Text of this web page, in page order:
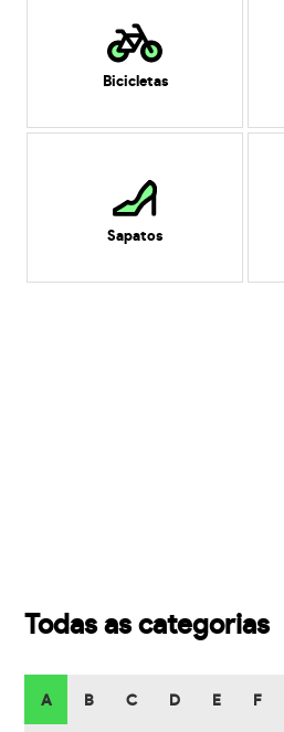
Bicicletas
Sapatos
Todas as categorias
A B C D E F